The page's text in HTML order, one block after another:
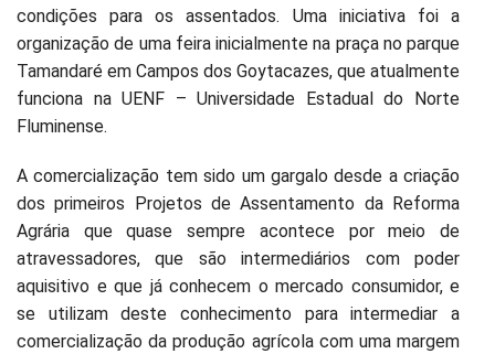
condições para os assentados. Uma iniciativa foi a
organização de uma feira inicialmente na praça no parque
Tamandaré em Campos dos Goytacazes, que atualmente
funciona na UENF – Universidade Estadual do Norte
Fluminense.
A comercialização tem sido um gargalo desde a criação
dos primeiros Projetos de Assentamento da Reforma
Agrária que quase sempre acontece por meio de
atravessadores, que são intermediários com poder
aquisitivo e que já conhecem o mercado consumidor, e
se utilizam deste conhecimento para intermediar a
comercialização da produção agrícola com uma margem